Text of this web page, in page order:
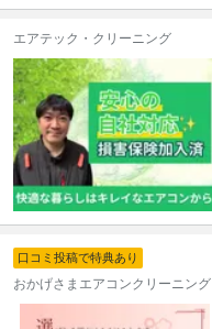
エアテック・クリーニング
口コミ投稿で特典あり
おかげさまエアコンクリーニング